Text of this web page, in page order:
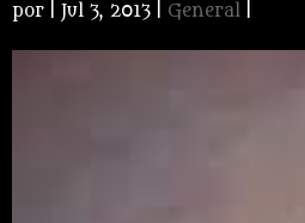
por |Jul 3, 2013 General